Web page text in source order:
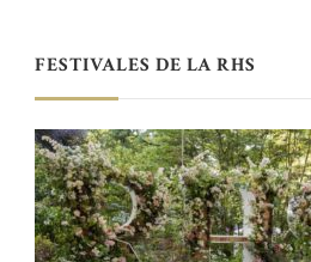
FESTIVALES DE LA RHS